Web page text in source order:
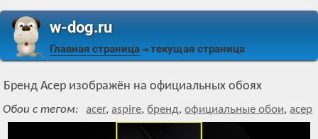
w-dog.ru
Главная страница ⇒ текущая страница
Бренд Асер изображён на официальных обоях
Обои с тегом: acer,aspire,бренд,официальные обои,асер